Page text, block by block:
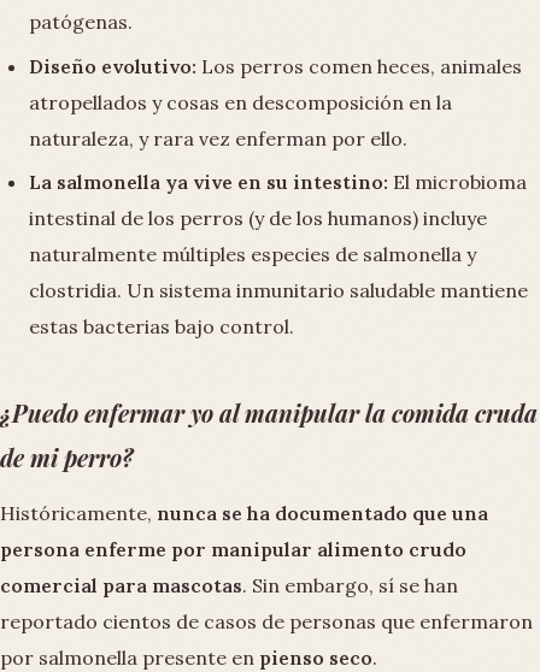
patógenas.
Diseño evolutivo: Los perros comen heces, animales
atropellados y cosas en descomposición en la
naturaleza, y rara vez enferman por ello.
La salmonella ya vive en su intestino: El microbioma
intestinal de los perros (y de los humanos) incluye
naturalmente múltiples especies de salmonella y
clostridia. Un sistema inmunitario saludable mantiene
estas bacterias bajo control.
¿Puedo enfermar yo al manipular la comida cruda
de mi perro?
Históricamente, nunca se ha documentado que una
persona enferme por manipular alimento crudo
comercial para mascotas. Sin embargo, sí se han
reportado cientos de casos de personas que enfermaron
por salmonella presente en pienso seco.